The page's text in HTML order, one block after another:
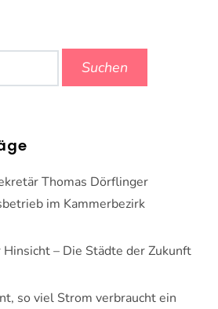
Thomas Dörflinger
im Kammerbezirk
– Die Städte der Zukunft
so viel Strom verbraucht ein